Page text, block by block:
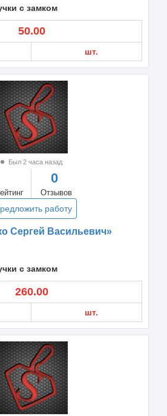
с замком
50.00
шт.
Был 2 часа назад
0
Отзывов
работу
Сергей Васильевич»
с замком
260.00
шт.